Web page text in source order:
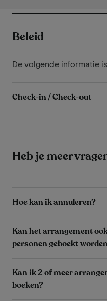
Beleid
De volgende informatie
Check-in / Check-out
Heb je meer
Hoe kan ik annuleren?
Kan het arrangement
personen geboekt
Kan ik 2 of meer
boeken?